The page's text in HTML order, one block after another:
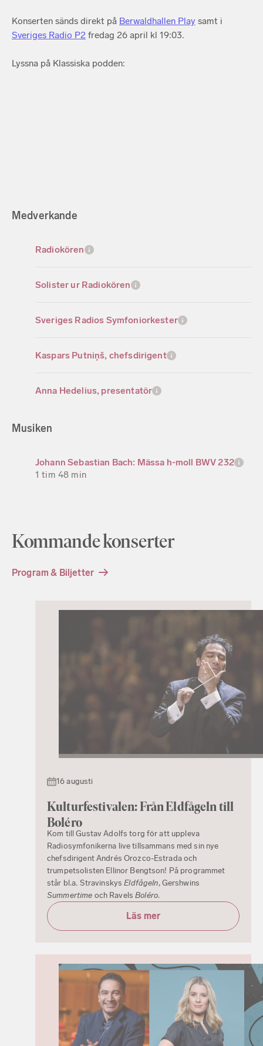
Konserten sänds direkt på Berwaldhallen Play samt i
Sveriges Radio P2 fredag 26 april kl 19:03.
Lyssna på Klassiska podden:
Medverkande
Radiokören
Solister ur Radiokören
Sveriges Radios Symfoniorkester
Kaspars Putniņš, chefsdirigent
Anna Hedelius, presentatör
Musiken
Johann Sebastian Bach: Mässa h-moll BWV 232
1 tim 48 min
Kommande konserter
Program & Biljetter
16 augusti
Kulturfestivalen: Från Eldfågeln till
Boléro
Kom till Gustav Adolfs torg för att uppleva
Radiosymfonikerna live tillsammans med sin nye
chefsdirigent Andrés Orozco-Estrada och
trumpetsolisten Ellinor Bengtson! På programmet
står bl.a. StravinskysEldfågeln, Gershwins
Summertime och RavelsBoléro.
Läs mer